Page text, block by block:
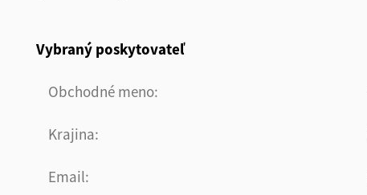
Vybraný poskytovateľ
Obchodné meno
Krajina
Email